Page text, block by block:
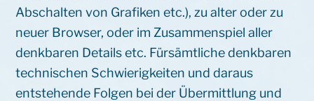
Abschalten von Grafiken etc.), zu alter oder zu
neuer Browser, oder im Zusammenspiel aller
denkbaren Details etc. Fürsämtliche denkbaren
technischen Schwierigkeiten und daraus
entstehende Folgen bei der Übermittlung und